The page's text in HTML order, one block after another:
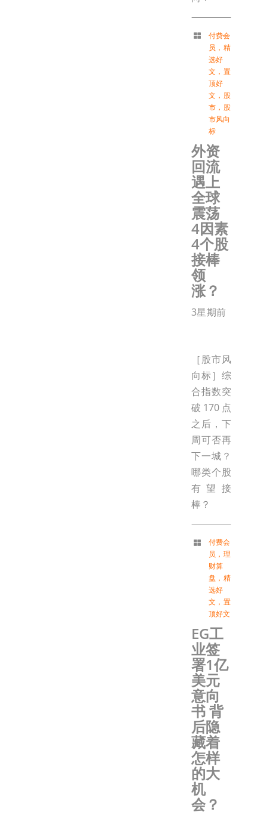
付费会
员 ， 精
选好
文 ， 置
顶好
文 ， 股
市 ， 股
市风向
标
外资
回流
遇上
全球
震荡
4因素
4个股
接棒
领
涨？
3星期前
［股市风
向标］综
合指数突
破170点
之后，下
周可否再
下一城？
哪类个股
有望接
棒？
付费会
员 ， 理
财算
盘 ， 精
选好
文 ， 置
顶好文
EG工
业签
署1亿
美元
意向
书 背
后隐
藏着
怎样
的大
机
会？